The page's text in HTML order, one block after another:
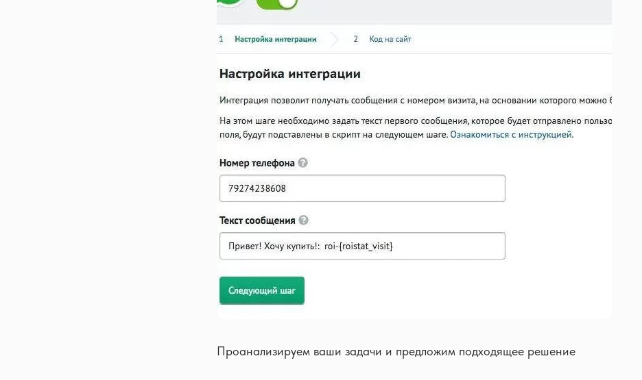
Проанализируем ваши задачи и предложим подходящее решение